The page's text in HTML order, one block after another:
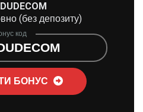
(без депозиту)
код
БОНУС